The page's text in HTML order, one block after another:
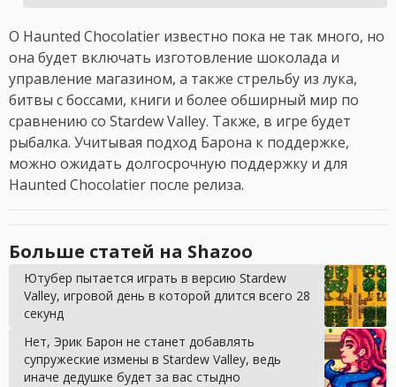
О Haunted Chocolatier известно пока не так много, но
она будет включать изготовление шоколада и
управление магазином, а также стрельбу из лука,
битвы с боссами, книги и более обширный мир по
сравнению со Stardew Valley. Также, в игре будет
рыбалка. Учитывая подход Барона к поддержке,
можно ожидать долгосрочную поддержку и для
Haunted Chocolatier после релиза.
Больше статей на Shazoo
Ютубер пытается играть в версию Stardew
Valley, игровой день в которой длится всего 28
секунд
Нет, Эрик Барон не станет добавлять
супружеские измены в Stardew Valley, ведь
иначе дедушке будет за вас стыдно